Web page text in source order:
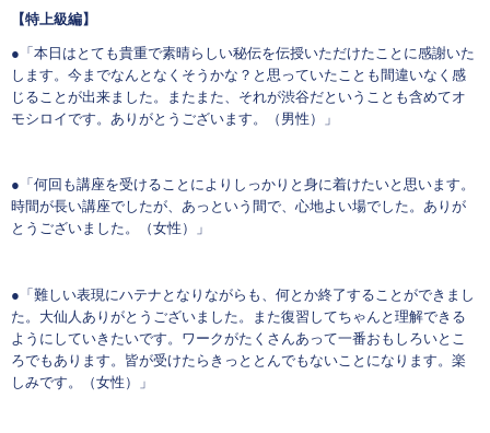
【特上級編】
●「本日はとても貴重で素晴らしい秘伝を伝授いただけたことに感謝いた
します。今までなんとなくそうかな？と思っていたことも間違いなく感
じることが出来ました。またまた、それが渋谷だということも含めてオ
モシロイです。ありがとうございます。（男性）」
●「何回も講座を受けることによりしっかりと身に着けたいと思います。
時間が長い講座でしたが、あっという間で、心地よい場でした。ありが
とうございました。（女性）」
●「難しい表現にハテナとなりながらも、何とか終了することができまし
た。大仙人ありがとうございました。また復習してちゃんと理解できる
ようにしていきたいです。ワークがたくさんあって一番おもしろいとこ
ろでもあります。皆が受けたらきっととんでもないことになります。楽
しみです。（女性）」